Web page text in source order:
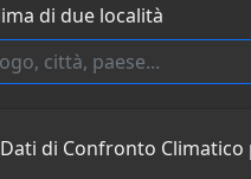
di due località
di Confronto